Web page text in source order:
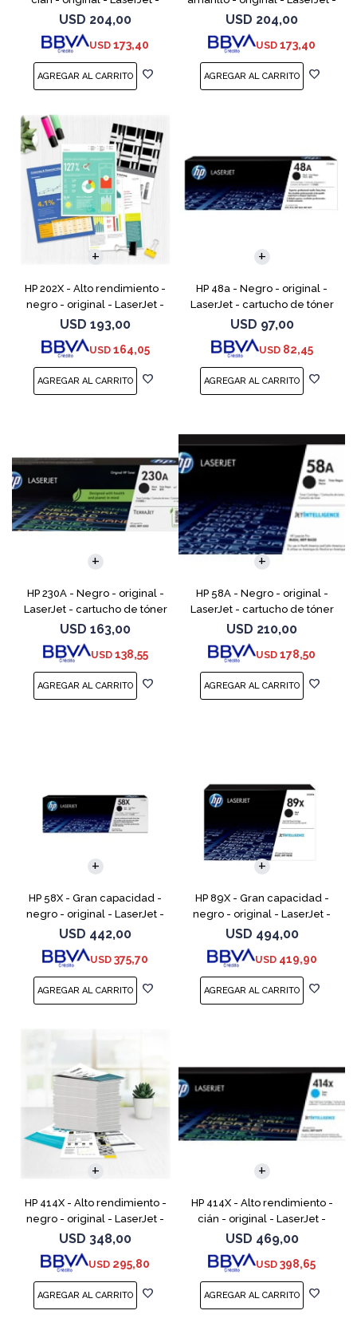
cartucho de tóner (CF501X) -
para Color LaserJet Pro
M254dw, M254nw, M
USD 204,00
USD 173,40
cartucho de tóner (CF502X) -
para Color LaserJet Pro
M254dw, M254n
USD 204,00
USD 173,40
HP 202X - Alto rendimiento -
negro - original - LaserJet -
cartucho de tóner (CF500X) -
para Color LaserJet Pro
M254dw, M254nw,
USD 193,00
USD 164,05
HP 48a - Negro - original -
LaserJet - cartucho de tóner
(CF248A) - para LaserJet Pro
M15a, MFP M28a, MFP M28w,
MFP M31w
USD 97,00
USD 82,45
HP 230A - Negro - original -
LaserJet - cartucho de tóner
(W2300A) - para Color
LaserJet Pro 4201, 4203, MFP
4301, MFP 4303
USD 163,00
USD 138,55
HP 58A - Negro - original -
LaserJet - cartucho de tóner
(CF258A) - para LaserJet Pro
M404dn, M404dw, M404n,
M428fdw, MFP M428dw
USD 210,00
USD 178,50
HP 58X - Gran capacidad -
negro - original - LaserJet -
cartucho de tóner (CF258X) -
para LaserJet Pro M404dn,
M404dw, M404n, M4
USD 442,00
USD 375,70
HP 89X - Gran capacidad -
negro - original - LaserJet -
cartucho de tóner (CF289X)
USD 494,00
USD 419,90
HP 414X - Alto rendimiento -
negro - original - LaserJet -
cartucho de tóner (W2020X) -
para Color LaserJet
Enterprise M455, MFP
USD 348,00
USD 295,80
HP 414X - Alto rendimiento -
cián - original - LaserJet -
cartucho de tóner (W2021X) -
para Color LaserJet
Enterprise M455, MFP
USD 469,00
USD 398,65